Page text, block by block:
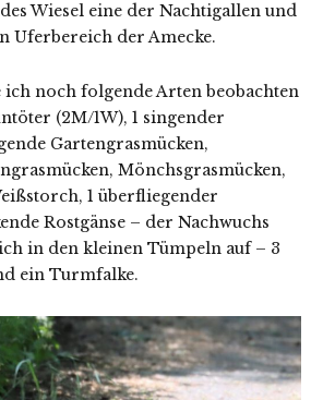
Wiesel eine der Nachtigallen und
Uferbereich der Amecke.
ich noch folgende Arten beobachten
(2M/1W), 1 singender
Gartengrasmücken,
Mönchsgrasmücken,
1 überfliegender
Rostgänse – der Nachwuchs
in den kleinen Tümpeln auf – 3
ein Turmfalke.